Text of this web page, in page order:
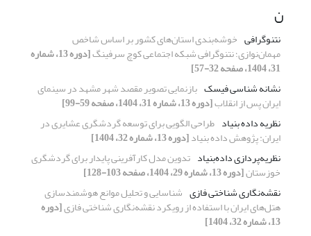
ن
نتنوگرافی خوشه‌بندی استان‌های کشور بر اساس شاخص
مهمان‌نوازی؛ نتنوگرافی شبکه اجتماعی کوچ سرفینگ [دوره 13، شماره
31، 1404، صفحه 32-57]
نشانه شناسی فیسک بازنمایی تصویر مقصد شهر مشهد در سینمای
ایران پس از انقلاب[دوره 13، شماره 31، 1404، صفحه 59-99]
نظریه ‏داده ‏بنیاد طراحی الگویی برای توسعه گردشگری عشایری در
ایران: پژوهش داده بنیاد[دوره 13، شماره 32، 1404]
نظریه‌پردازی داده‌بنیاد تدوین مدل کارآفرینی پایدار برای گردشگری
خوزستان[دوره 13، شماره 29، 1404، صفحه 103-128]
نقشه‌‏نگاری شناختی فازی شناسایی و تحلیل موانع هوشمندسازی
هتل‌های ایران با استفاده از رویکرد نقشه‌نگاری شناختی فازی[دوره
13، شماره 32، 1404]